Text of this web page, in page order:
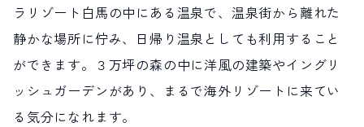
ラリゾート白馬の中にある温泉で、温泉街から離れた
静かな場所に佇み、日帰り温泉としても利用すること
ができます。３万坪の森の中に洋風の建築やイングリ
ッシュガーデンがあり、まるで海外リゾートに来てい
る気分になれます。